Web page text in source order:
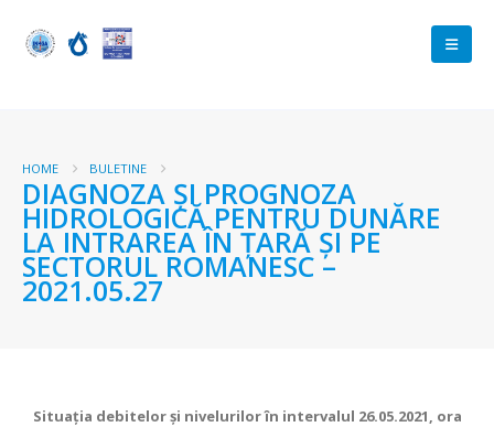
HOME BULETINE
DIAGNOZA ŞI PROGNOZA
HIDROLOGICĂ PENTRU DUNĂRE
LA INTRAREA ÎN ŢARĂ ŞI PE
SECTORUL ROMANESC –
2021.05.27
Situaţia debitelor şi nivelurilor în intervalul 26.05.2021, ora